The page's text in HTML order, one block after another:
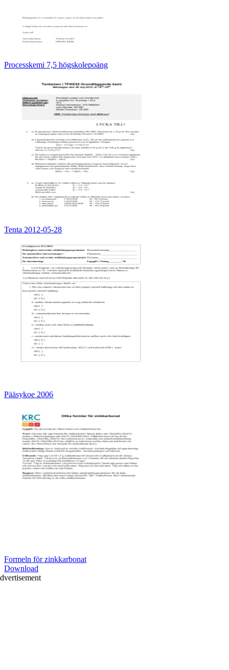
Processkemi 7,5 högskolepoäng
Tenta 2012-05-28
Pääsykoe 2006
Formeln för zinkkarbonat
Download